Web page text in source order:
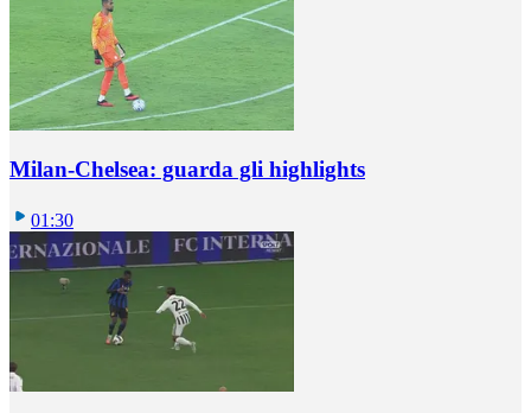
Milan-Chelsea: guarda gli highlights
01:30